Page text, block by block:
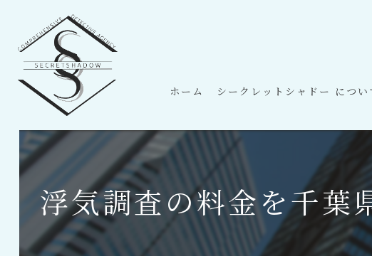
ホーム シークレットシャドー につい
浮気調査の料金を千葉